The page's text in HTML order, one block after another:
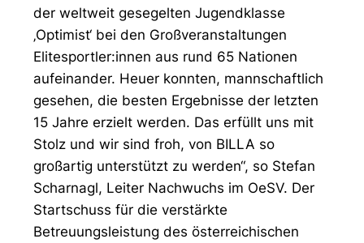
der weltweit gesegelten Jugendklasse
‚Optimist‘ bei den Großveranstaltungen
Elitesportler:innen aus rund 65 Nationen
aufeinander. Heuer konnten, mannschaftlich
gesehen, die besten Ergebnisse der letzten
15 Jahre erzielt werden. Das erfüllt uns mit
Stolz und wir sind froh, von BILLA so
großartig unterstützt zu werden“, so Stefan
Scharnagl, Leiter Nachwuchs im OeSV. Der
Startschuss für die verstärkte
Betreuungsleistung des österreichischen